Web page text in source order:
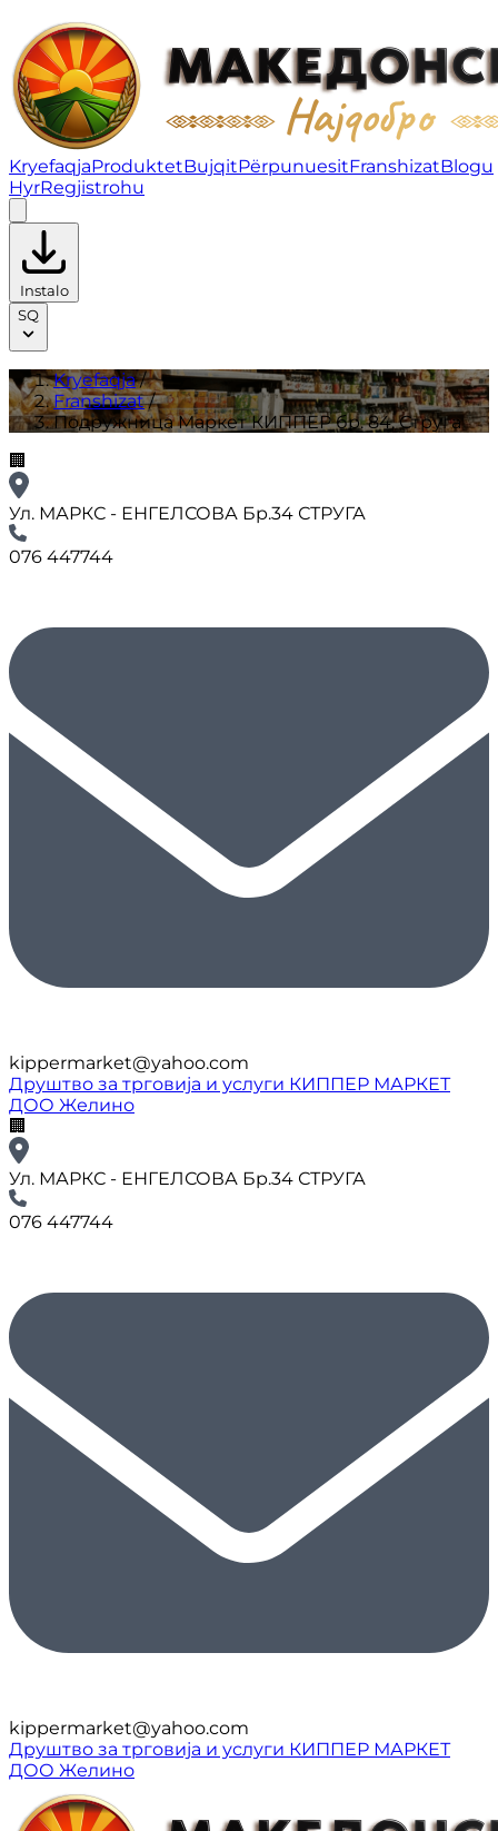
Подружница Маркет КИППЕР бр. 84, Струга |
KryefaqjaProduktetBujqitPërpunuesitFranshizatBlogu
HyrRegjistrohu
Instalo
SQ
Kryefaqja/
Franshizat/
Подружница Маркет КИППЕР бр. 84, Струга
🏢
Ул. МАРКС - ЕНГЕЛСОВА Бр.34 СТРУГА
076 447744
kippermarket@yahoo.com
Друштво за трговија и услуги КИППЕР МАРКЕТ
ДОО Желино
🏢
Ул. МАРКС - ЕНГЕЛСОВА Бр.34 СТРУГА
076 447744
kippermarket@yahoo.com
Друштво за трговија и услуги КИППЕР МАРКЕТ
ДОО Желино